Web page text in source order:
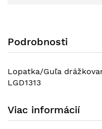
Podrobnosti
Lopatka/Guľa
LGD1313
Viac informácií